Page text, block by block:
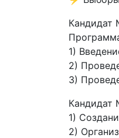
Кандидат
1)
2)
3)
Кандидат
1)
2)